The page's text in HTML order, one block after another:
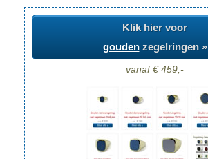
Klik hier voor
goudenzegelringen »
vanaf € 459,-